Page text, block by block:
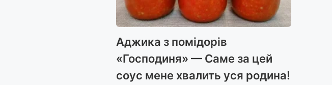
Аджика з помідорів
«Господиня» — Саме за цей
соус мене хвалить уся родина!